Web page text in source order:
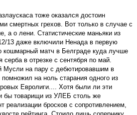
тоже оказался достоин
смертных грехов. Вот только в случае с
а о лени. Статистические маньяки из
13 даже включили Ненада в первую
кошмарный матч в Белграде куда лучше
серба в отрезке с сентября по май.
Мусли на пару с дебютировавшим в
на ноль старания одного из
Евролиги.... Хотя были ли эти
бы товарищи из УЛЕБ столь же
реализации бросков с сопротивлением,